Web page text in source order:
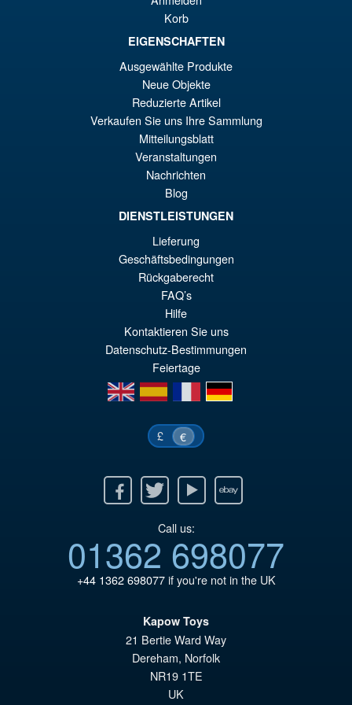
AÑADIR AL CARRITO
NECA TMNT X Universal
Monsters Raphael as
Frankenstein Action Figure
AÑADIR AL CARRITO
Korb
EIGENSCHAFTEN
Ausgewählte Produkte
Neue Objekte
Reduzierte Artikel
Verkaufen Sie uns Ihre Sammlung
Mitteilungsblatt
Veranstaltungen
Nachrichten
Blog
DIENSTLEISTUNGEN
Lieferung
Geschäftsbedingungen
Rückgaberecht
FAQ’s
Hilfe
Kontaktieren Sie uns
Datenschutz-Bestimmungen
Feiertage
en
es fr de
£ €
Twitter Youtube Ebay
Call us:
01362 698077
+44 1362 698077if you're not in the UK
Kapow Toys
21 Bertie Ward Way
Dereham, Norfolk
NR19 1TE
UK